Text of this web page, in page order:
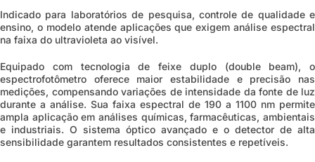
Indicado para laboratórios de pesquisa, controle de qualidade e
ensino, o modelo atende aplicações que exigem análise espectral
na faixa do ultravioleta ao visível.
Equipado com tecnologia de feixe duplo (double beam), o
espectrofotômetro oferece maior estabilidade e precisão nas
medições, compensando variações de intensidade da fonte de luz
durante a análise. Sua faixa espectral de 190 a 1100 nm permite
ampla aplicação em análises químicas, farmacêuticas, ambientais
e industriais. O sistema óptico avançado e o detector de alta
sensibilidade garantem resultados consistentes e repetíveis.